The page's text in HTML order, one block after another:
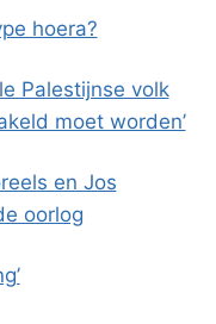
hoera?
Palestijnse volk
moet worden’
en Jos
oorlog